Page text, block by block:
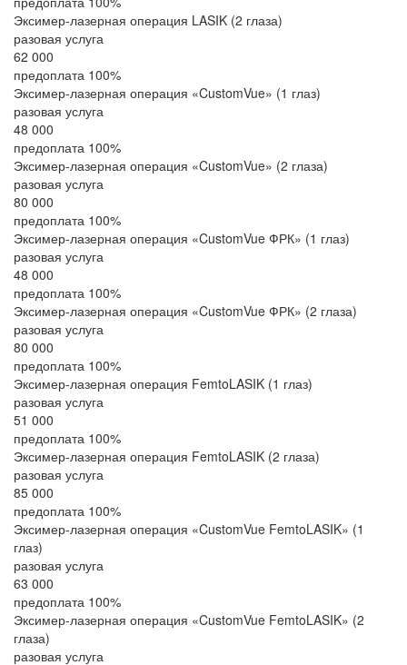
Эксимер-лазерная операция LASIK (2 глаза)
разовая услуга
62 000
предоплата 100%
Эксимер-лазерная операция «CustomVue» (1 глаз)
разовая услуга
48 000
предоплата 100%
Эксимер-лазерная операция «CustomVue» (2 глаза)
разовая услуга
80 000
предоплата 100%
Эксимер-лазерная операция «CustomVue ФРК» (1 глаз)
разовая услуга
48 000
предоплата 100%
Эксимер-лазерная операция «CustomVue ФРК» (2 глаза)
разовая услуга
80 000
предоплата 100%
Эксимер-лазерная операция FemtoLASIK (1 глаз)
разовая услуга
51 000
предоплата 100%
Эксимер-лазерная операция FemtoLASIK (2 глаза)
разовая услуга
85 000
предоплата 100%
Эксимер-лазерная операция «CustomVue FemtoLASIK» (1
глаз)
разовая услуга
63 000
предоплата 100%
Эксимер-лазерная операция «CustomVue FemtoLASIK» (2
глаза)
разовая услуга